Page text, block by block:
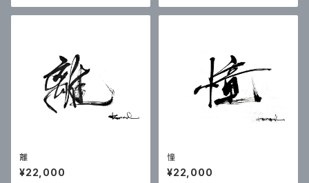
離
¥22,000
憧
¥22,000